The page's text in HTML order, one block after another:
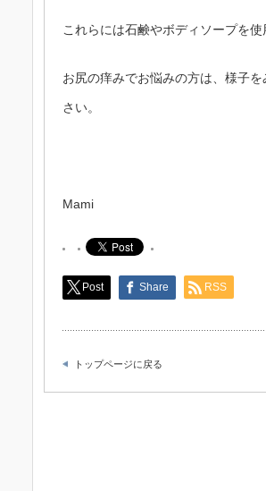
これらには石鹸やボディソープを
お尻の痒みでお悩みの方は、様子
さい。
Mami
Post Share RSS
トップページに戻る